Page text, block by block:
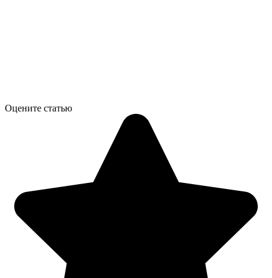
Оцените статью